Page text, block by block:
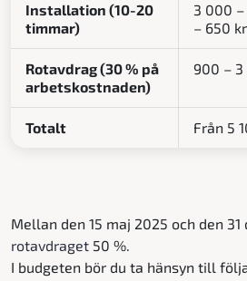
Installation (10-20
timmar)
3 000
– 650
Rotavdrag (30 % på
arbetskostnaden)
900 –
Totalt Från 5
Mellan den 15 maj 2025 och den
rotavdraget 50 %.
I budgeten bör du ta hänsyn till